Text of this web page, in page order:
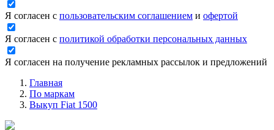
Я согласен с пользовательским соглашением и офертой
Я согласен с политикой обработки персональных данных
Я согласен на получение рекламных рассылок и предложений
Главная
По маркам
Выкуп Fiat 1500